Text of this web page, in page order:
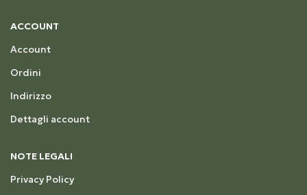
ACCOUNT
Account
Ordini
Indirizzo
Dettagli account
NOTE LEGALI
Privacy Policy